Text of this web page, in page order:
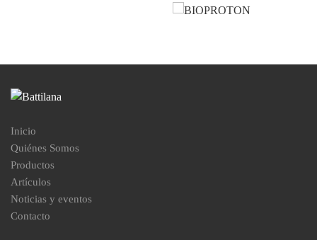
Inicio
Quiénes Somos
Productos
Artículos
Noticias y eventos
Contacto